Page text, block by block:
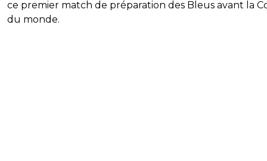
ce premier match de préparation des Bleus avant la
du monde.